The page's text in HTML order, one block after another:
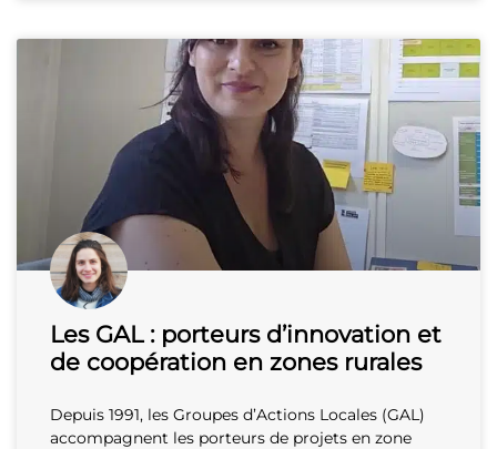
Les GAL : porteurs d’innovation et
de coopération en zones rurales
Depuis 1991, les Groupes d’Actions Locales (GAL)
accompagnent les porteurs de projets en zone